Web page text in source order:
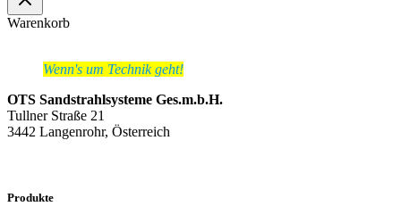
Warenkorb
Wenn's um Technik geht!
OTS Sandstrahlsysteme Ges.m.b.H.
Tullner Straße 21
3442 Langenrohr, Österreich
Produkte